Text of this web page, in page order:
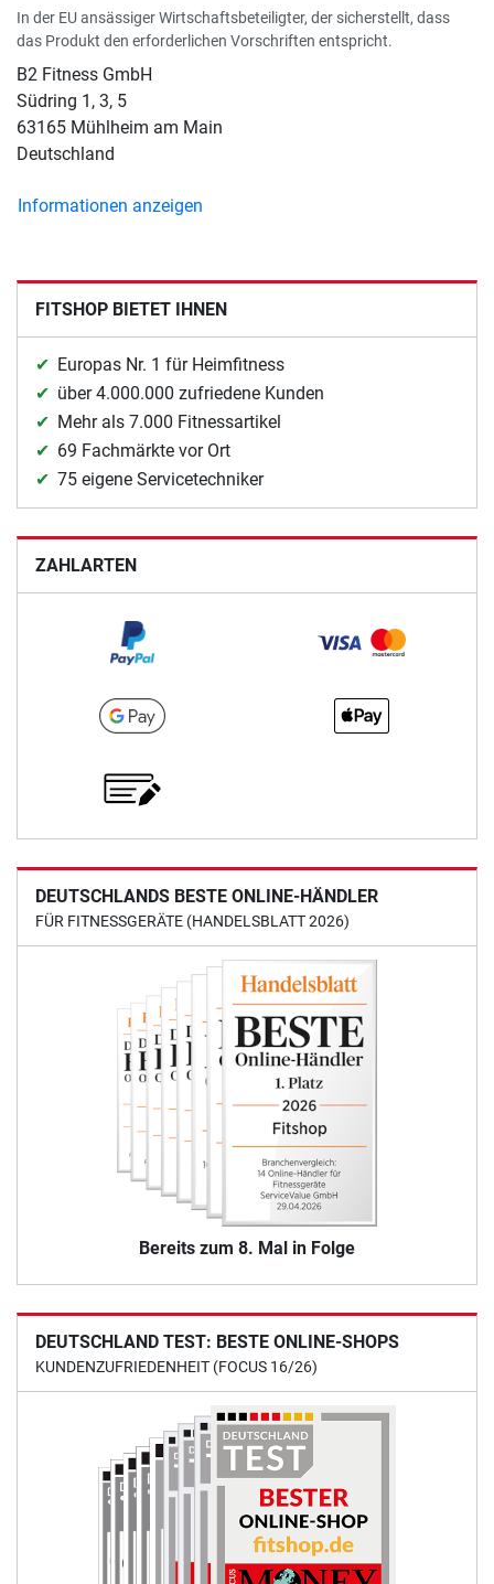
In der EU ansässiger Wirtschaftsbeteiligter, der sicherstellt, dass
das Produkt den erforderlichen Vorschriften entspricht.
B2 Fitness GmbH
Südring 1, 3, 5
63165 Mühlheim am Main
Deutschland
Informationen anzeigen
FITSHOP BIETET IHNEN
Europas Nr. 1 für Heimfitness
über 4.000.000 zufriedene Kunden
Mehr als 7.000 Fitnessartikel
69 Fachmärkte vor Ort
75 eigene Servicetechniker
ZAHLARTEN
DEUTSCHLANDS BESTE ONLINE-HÄNDLER
FÜR FITNESSGERÄTE (HANDELSBLATT 2026)
Bereits zum 8. Mal in Folge
DEUTSCHLAND TEST: BESTE ONLINE-SHOPS
KUNDENZUFRIEDENHEIT (FOCUS 16/26)